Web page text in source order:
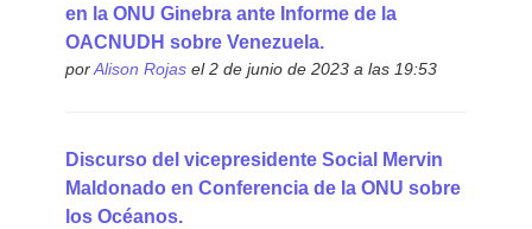
en la ONU Ginebra ante Informe de la
OACNUDH sobre Venezuela.
porAlison Rojasel 2 de junio de 2023 a las 19:53
Discurso del vicepresidente Social Mervin
Maldonado en Conferencia de la ONU sobre
los Océanos.